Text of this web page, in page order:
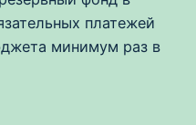
платежей
минимум раз в